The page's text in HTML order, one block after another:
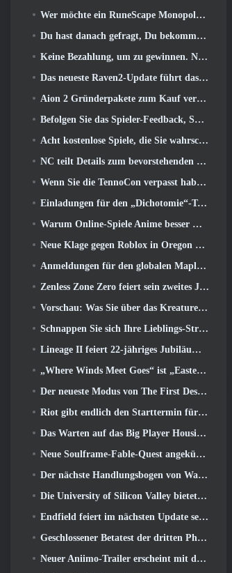
Wer möchte ein RuneScape Monopoly-Spiel?? Weil man unterwegs ist
Du hast danach gefragt, Du bekommst sie. Drachen kommen online nach Albion
Keine Bezahlung, um zu gewinnen. Nur Ragnarok. Origin Classic erscheint im Juli 23
Das neueste Raven2-Update führt das Skill Awakening System ein, Geben Sie den Spielern mehr Möglichkeiten, ihre Fähigkeiten zu verbessern
Aion 2 Gründerpakete zum Kauf verfügbar, Komplett mit fünf Tagen Early Access
Befolgen Sie das Spieler-Feedback, Spieler von League Of Legends Classic müssen nicht für klassische Skins bezahlen
Acht kostenlose Spiele, die Sie wahrscheinlich übersehen haben und die Teil von Steams Train Fest sind
NC teilt Details zum bevorstehenden Early Access von Aion 2 mit
Wenn Sie die TennoCon verpasst haben 2026, Digital Extremes teilt alle Panels
Einladungen für den „Dichotomie“-Test im Silver Palace gehen raus
Warum Online-Spiele Anime besser machen als Anime-Spiele
Neue Klage gegen Roblox in Oregon wegen angeblichem Kinderpflegevorfall eingereicht
Anmeldungen für den globalen MapleStory Classic World Second Closed Test
Zenless Zone Zero feiert sein zweites Jubiläum, indem es Spielern die Wahl zwischen einem kostenlosen S-Rank-Agenten bietet
Vorschau: Was Sie über das Kreaturensammelspiel Honkai von HoYoverse wissen sollten: Link-Seele
Schnappen Sie sich Ihre Lieblings-Strand-Skins, Die Sommerspiele sind zu Overwatch zurückgekehrt
Lineage II feiert 22-jähriges Jubiläum mit einem Vinyl-Album in Collector’s Edition
„Where Winds Meet Goes“ ist „Eastern Steampunk“ in der Version 2.0
Der neueste Modus von The First Descendant vereint schwierige Void-Intercept-Kämpfe und die Tiefen
Riot gibt endlich den Starttermin für den klassischen Modus von League of Legends bekannt
Das Warten auf das Big Player Housing-Update von RuneScape hat ein Ende
Neue Soulframe-Fable-Quest angekündigt
Der nächste Handlungsbogen von Warframe führt Spieler zu einer völlig neuen Sternenkarte, Das Tau-System
Die University of Silicon Valley bietet Stipendien für Gaming an und einige der Anforderungen sind interessant
Endfield feiert im nächsten Update sechs Monate voller Fabriken und Seilrutschen
Geschlossener Betatest der dritten Phase von Of War Thunder Infantry Battles angekündigt
Neuer Aniimo-Trailer erscheint mit der Veröffentlichung des neuesten geschlossenen Betatests